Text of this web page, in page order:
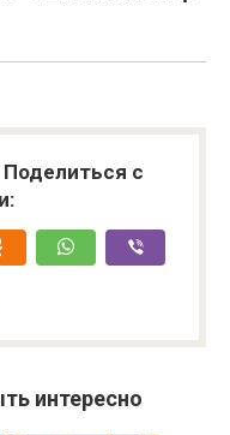
с
интересно